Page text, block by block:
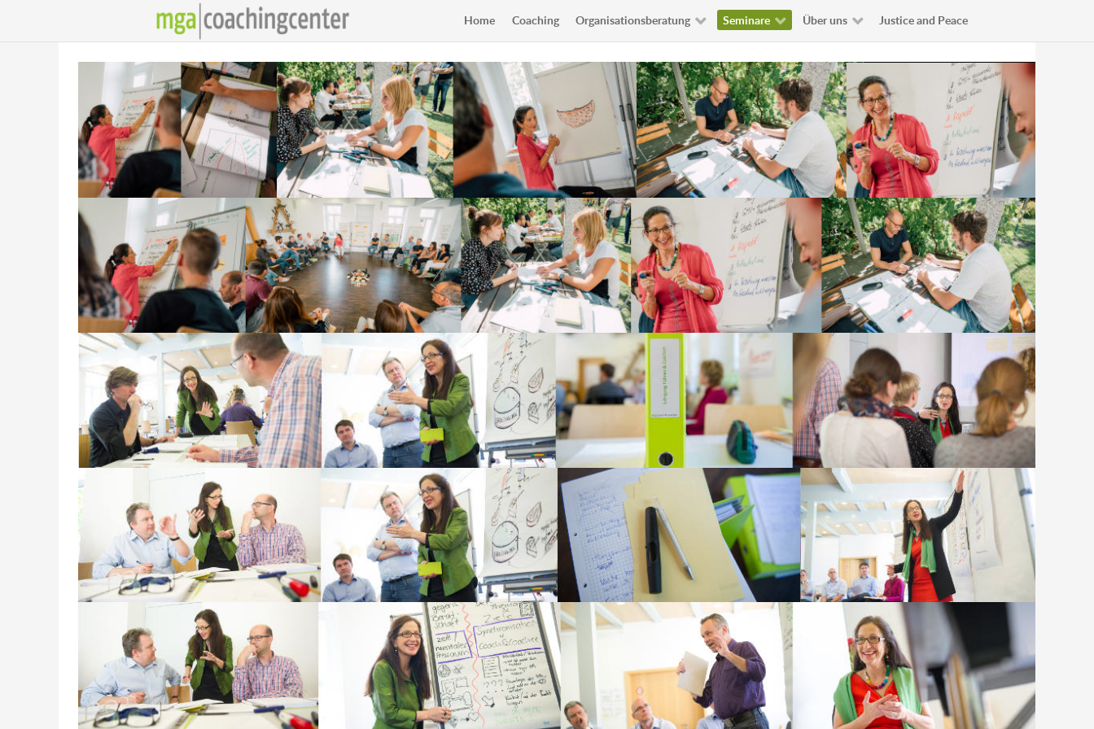
Home Coaching Organisationsberatung Seminare Über uns Justice and Peace